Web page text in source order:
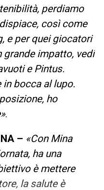
perdiamo
così come
e per quei giocatori
grande impatto, vedi
e Pintus.
in bocca al lupo.
ho
.
– «Con Mina
ha una
è mettere
la salute è